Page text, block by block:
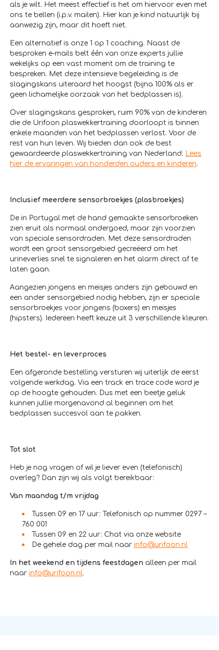
als je wilt. Het meest effectief is het om hiervoor even met
ons te bellen (i.p.v. mailen). Hier kan je kind natuurlijk bij
aanwezig zijn, maar dit hoeft niet.
Een alternatief is onze 1 op 1 coaching. Naast de
besproken e-mails belt één van onze experts jullie
wekelijks op een vast moment om de training te
bespreken. Met deze intensieve begeleiding is de
slagingskans uiteraard het hoogst (bijna 100% als er
geen lichamelijke oorzaak van het bedplassen is).
Over slagingskans gesproken, ruim 90% van de kinderen
die de Urifoon plaswekkertraining doorloopt is binnen
enkele maanden van het bedplassen verlost. Voor de
rest van hun leven. Wij bieden dan ook de best
gewaardeerde plaswekkertraining van Nederland.
Lees
hier de ervaringen van honderden ouders en kinderen.
Inclusief meerdere sensorbroekjes (plasbroekjes)
De in Portugal met de hand gemaakte sensorbroeken
zien eruit als normaal ondergoed, maar zijn voorzien
van speciale sensordraden. Met deze sensordraden
wordt een groot sensorgebied gecreëerd om het
urineverlies snel te signaleren en het alarm direct af te
laten gaan.
Aangezien jongens en meisjes anders zijn gebouwd en
een ander sensorgebied nodig hebben, zijn er speciale
sensorbroekjes voor jongens (boxers) en meisjes
(hipsters). Iedereen heeft keuze uit 3 verschillende kleuren.
Het bestel- en leverproces
Een afgeronde bestelling versturen wij uiterlijk de eerst
volgende werkdag. Via een track en trace code word je
op de hoogte gehouden. Dus met een beetje geluk
kunnen jullie morgenavond al beginnen om het
bedplassen succesvol aan te pakken.
Tot slot
Heb je nog vragen of wil je liever even (telefonisch)
overleg? Dan zijn wij als volgt bereikbaar:
Van maandag t/m vrijdag
Tussen 09 en 17 uur: Telefonisch op nummer 0297 –
760 001
Tussen 09 en 22 uur: Chat via onze website
De gehele dag per mail naar info@urifoon.nl
In het weekend en tijdens feestdagen alleen per mail
naar info@urifoon.nl.